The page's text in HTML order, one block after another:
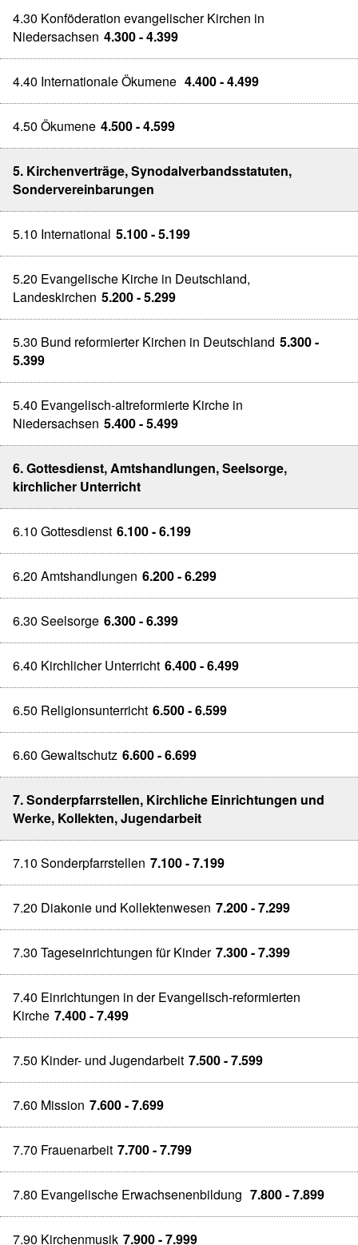
4.30 Konföderation evangelischer Kirchen in
Niedersachsen 4.300 - 4.399
4.40 Internationale Ökumene 4.400 - 4.499
4.50 Ökumene 4.500 - 4.599
5. Kirchenverträge, Synodalverbandsstatuten,
Sondervereinbarungen
5.10 International 5.100 - 5.199
5.20 Evangelische Kirche in Deutschland,
Landeskirchen 5.200 - 5.299
5.30 Bund reformierter Kirchen in Deutschland 5.300 -
5.399
5.40 Evangelisch-altreformierte Kirche in
Niedersachsen 5.400 - 5.499
6. Gottesdienst, Amtshandlungen, Seelsorge,
kirchlicher Unterricht
6.10 Gottesdienst 6.100 - 6.199
6.20 Amtshandlungen 6.200 - 6.299
6.30 Seelsorge 6.300 - 6.399
6.40 Kirchlicher Unterricht 6.400 - 6.499
6.50 Religionsunterricht 6.500 - 6.599
6.60 Gewaltschutz 6.600 - 6.699
7. Sonderpfarrstellen, Kirchliche Einrichtungen und
Werke, Kollekten, Jugendarbeit
7.10 Sonderpfarrstellen 7.100 - 7.199
7.20 Diakonie und Kollektenwesen 7.200 - 7.299
7.30 Tageseinrichtungen für Kinder 7.300 - 7.399
7.40 Einrichtungen in der Evangelisch-reformierten
Kirche 7.400 - 7.499
7.50 Kinder- und Jugendarbeit 7.500 - 7.599
7.60 Mission 7.600 - 7.699
7.70 Frauenarbeit 7.700 - 7.799
7.80 Evangelische Erwachsenenbildung 7.800 - 7.899
7.90 Kirchenmusik 7.900 - 7.999